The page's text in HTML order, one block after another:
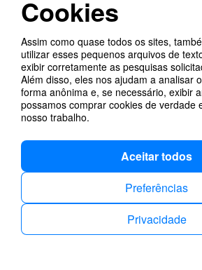
Cookies
Assim como quase todos os sites,
utilizar esses pequenos arquivos de
exibir corretamente as pesquisas
Além disso, eles nos ajudam a analisar
forma anônima e, se necessário, exibir
possamos comprar cookies de verdade
nosso trabalho.
Aceitar todos
Preferências
Privacidade
Como utilizador registado no
quando cria o seu inquérito e
fácil gerir a sua lista de
Registo grátis!